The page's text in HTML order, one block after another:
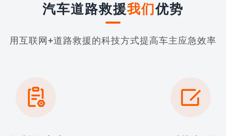
汽车道路救援我们优势
用互联网+道路救援的科技方式提高车主应急效率
 